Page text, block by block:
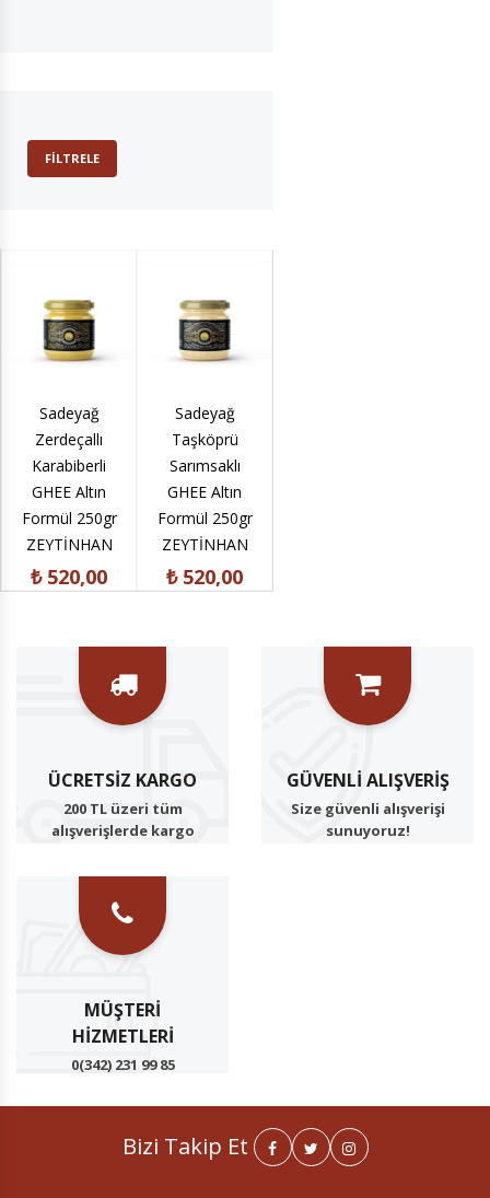
FILTRELE
Sadeyağ
Zerdeçallı
Karabiberli
GHEE Altın
Formül 250gr
ZEYTİNHAN
₺ 520,00
Sadeyağ
Taşköprü
Sarımsaklı
GHEE Altın
Formül 250gr
ZEYTİNHAN
₺ 520,00
ÜCRETSIZ KARGO
200 TL üzeri tüm
alışverişlerde kargo
GÜVENLI ALIŞVERIŞ
Size güvenli alışverişi
sunuyoruz!
MÜŞTERI
HIZMETLERI
0(342) 231 99 85
Bizi Takip Et